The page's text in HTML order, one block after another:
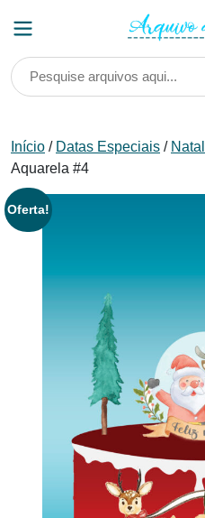
Início / Datas Especiais / Natal
Aquarela #4
Oferta!